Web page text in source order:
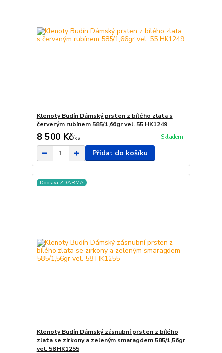
Klenoty Budín Dámský prsten z bílého zlata s
červeným rubínem 585/1,66gr vel. 55 HK1249
8 500 Kč/ks Skladem
Přidat do košíku
Doprava ZDARMA
Klenoty Budín Dámský zásnubní prsten z bílého
zlata se zirkony a zeleným smaragdem 585/1,56gr
vel. 58 HK1255